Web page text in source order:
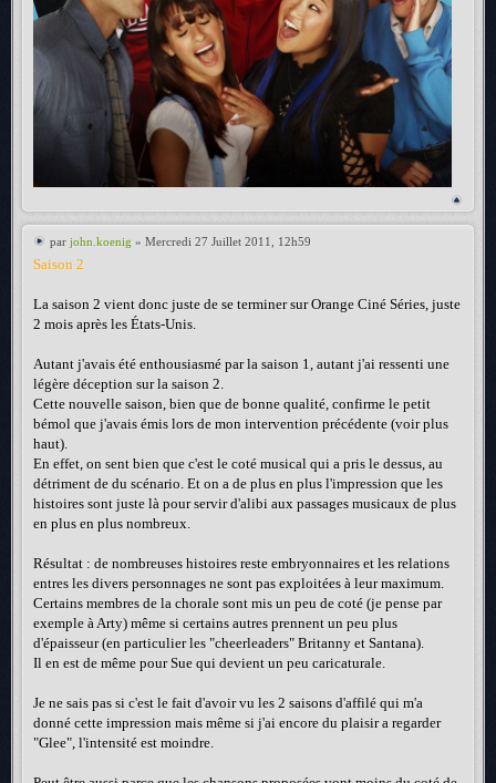
par john.koenig » Mercredi 27 Juillet 2011, 12h59
Saison 2
La saison 2 vient donc juste de se terminer sur Orange Ciné Séries, juste
2 mois après les États-Unis.
Autant j'avais été enthousiasmé par la saison 1, autant j'ai ressenti une
légère déception sur la saison 2.
Cette nouvelle saison, bien que de bonne qualité, confirme le petit
bémol que j'avais émis lors de mon intervention précédente (voir plus
haut).
En effet, on sent bien que c'est le coté musical qui a pris le dessus, au
détriment de du scénario. Et on a de plus en plus l'impression que les
histoires sont juste là pour servir d'alibi aux passages musicaux de plus
en plus en plus nombreux.
Résultat : de nombreuses histoires reste embryonnaires et les relations
entres les divers personnages ne sont pas exploitées à leur maximum.
Certains membres de la chorale sont mis un peu de coté (je pense par
exemple à Arty) même si certains autres prennent un peu plus
d'épaisseur (en particulier les "cheerleaders" Britanny et Santana).
Il en est de même pour Sue qui devient un peu caricaturale.
Je ne sais pas si c'est le fait d'avoir vu les 2 saisons d'affilé qui m'a
donné cette impression mais même si j'ai encore du plaisir a regarder
"Glee", l'intensité est moindre.